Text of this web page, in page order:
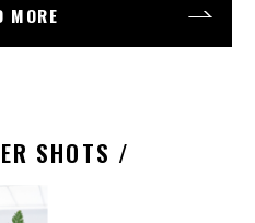
MORE
SHOTS /